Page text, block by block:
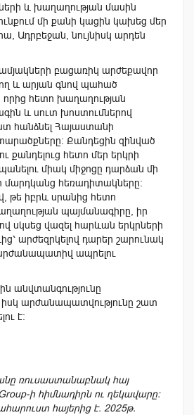
և խաղաղության մասին
մի քանի կացին կախեց մեր
Ադրբեջան, նույնիսկ արդեն
բացառիկ արժեքավոր
և արյան գնով պահած
հետո խաղաղության
և սուտ խոստումներով
հանձնել Հայաստանի
Քանդեցին զինված
քանդելուց հետո մեր երկրի
միակ միջոցը դարձան մի
հեռադիտակները։
թե իբրև սրանից հետո
պայմանագիրը, իր
սկսեց վազել հարևան երկրների
արժեզրկելով դարեր շարունակ
արժանապատիվ ապրելու
անվտանգությունը
իսկ արժանապատվությունը շատ
է:
ռուսաստանաբնակ հայ
ի հիմնադիրն ու ղեկավարը։
հայերից է. 2025թ.